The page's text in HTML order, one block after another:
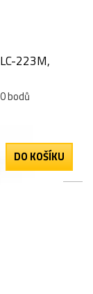
223M,
bodů
DO KOŠÍKU